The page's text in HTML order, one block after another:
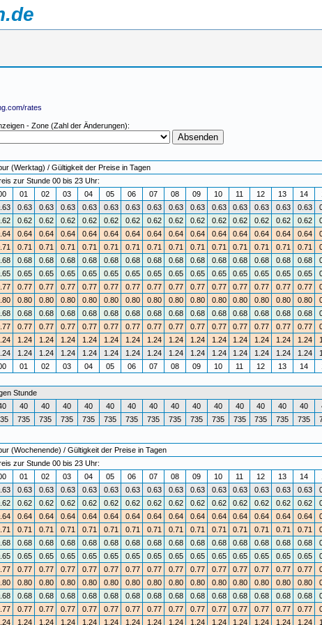
rates
- Zone (Zahl der Änderungen):
(Werktag) / Gültigkeit der Preise in Tagen
zur Stunde 00 bis 23 Uhr:
01 02 03 04 05 06 07 08 09 10 11 12 13 14
0.63 0.63 0.63 0.63 0.63 0.63 0.63 0.63 0.63 0.63 0.63 0.63 0.63 0.63
0.62 0.62 0.62 0.62 0.62 0.62 0.62 0.62 0.62 0.62 0.62 0.62 0.62 0.62
0.64 0.64 0.64 0.64 0.64 0.64 0.64 0.64 0.64 0.64 0.64 0.64 0.64 0.64
0.71 0.71 0.71 0.71 0.71 0.71 0.71 0.71 0.71 0.71 0.71 0.71 0.71 0.71
0.68 0.68 0.68 0.68 0.68 0.68 0.68 0.68 0.68 0.68 0.68 0.68 0.68 0.68
0.65 0.65 0.65 0.65 0.65 0.65 0.65 0.65 0.65 0.65 0.65 0.65 0.65 0.65
0.77 0.77 0.77 0.77 0.77 0.77 0.77 0.77 0.77 0.77 0.77 0.77 0.77 0.77
0.80 0.80 0.80 0.80 0.80 0.80 0.80 0.80 0.80 0.80 0.80 0.80 0.80 0.80
0.68 0.68 0.68 0.68 0.68 0.68 0.68 0.68 0.68 0.68 0.68 0.68 0.68 0.68
0.77 0.77 0.77 0.77 0.77 0.77 0.77 0.77 0.77 0.77 0.77 0.77 0.77 0.77
1.24 1.24 1.24 1.24 1.24 1.24 1.24 1.24 1.24 1.24 1.24 1.24 1.24 1.24
1.24 1.24 1.24 1.24 1.24 1.24 1.24 1.24 1.24 1.24 1.24 1.24 1.24 1.24
01 02 03 04 05 06 07 08 09 10 11 12 13 14
Stunde
40 40 40 40 40 40 40 40 40 40 40 40 40 40
735 735 735 735 735 735 735 735 735 735 735 735 735 735
(Wochenende) / Gültigkeit der Preise in Tagen
zur Stunde 00 bis 23 Uhr:
01 02 03 04 05 06 07 08 09 10 11 12 13 14
0.63 0.63 0.63 0.63 0.63 0.63 0.63 0.63 0.63 0.63 0.63 0.63 0.63 0.63
0.62 0.62 0.62 0.62 0.62 0.62 0.62 0.62 0.62 0.62 0.62 0.62 0.62 0.62
0.64 0.64 0.64 0.64 0.64 0.64 0.64 0.64 0.64 0.64 0.64 0.64 0.64 0.64
0.71 0.71 0.71 0.71 0.71 0.71 0.71 0.71 0.71 0.71 0.71 0.71 0.71 0.71
0.68 0.68 0.68 0.68 0.68 0.68 0.68 0.68 0.68 0.68 0.68 0.68 0.68 0.68
0.65 0.65 0.65 0.65 0.65 0.65 0.65 0.65 0.65 0.65 0.65 0.65 0.65 0.65
0.77 0.77 0.77 0.77 0.77 0.77 0.77 0.77 0.77 0.77 0.77 0.77 0.77 0.77
0.80 0.80 0.80 0.80 0.80 0.80 0.80 0.80 0.80 0.80 0.80 0.80 0.80 0.80
0.68 0.68 0.68 0.68 0.68 0.68 0.68 0.68 0.68 0.68 0.68 0.68 0.68 0.68
0.77 0.77 0.77 0.77 0.77 0.77 0.77 0.77 0.77 0.77 0.77 0.77 0.77 0.77
1.24 1.24 1.24 1.24 1.24 1.24 1.24 1.24 1.24 1.24 1.24 1.24 1.24 1.24